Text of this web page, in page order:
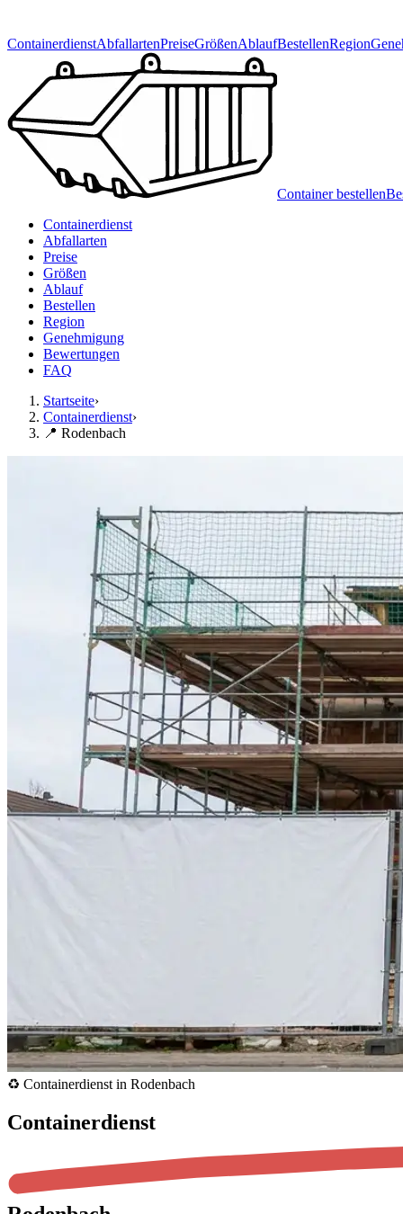
ContainerdienstAbfallartenPreiseGrößenAblaufBestellenRegion
Container bestellen
Containerdienst
Abfallarten
Preise
Größen
Ablauf
Bestellen
Region
Genehmigung
Bewertungen
FAQ
Startseite›
Containerdienst›
📍 Rodenbach
♻️ Containerdienst in Rodenbach
Containerdienst